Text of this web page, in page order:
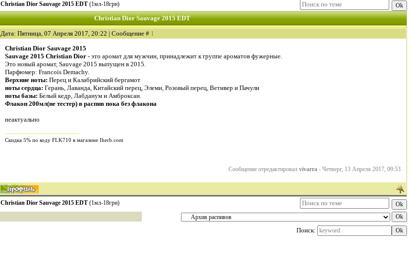
Christian Dior Sauvage 2015 EDT (1мл-18грн)
Christian Dior Sauvage 2015 EDT
Дата: Пятница, 07 Апреля 2017, 20:22 | Сообщение # 1
Christian Dior Sauvage 2015
Sauvage 2015 Christian Dior - это аромат для мужчин, принадлежит к группе ароматов фужерные.
Это новый аромат, Sauvage 2015 выпущен в 2015.
Парфюмер: Francois Demachy.
Верхние ноты: Перец и Калабрийский бергамот
ноты сердца: Герань, Лаванда, Китайский перец, Элеми, Розовый перец, Ветивер и Пачули
ноты базы: Белый кедр, Лабданум и Амброксан.
Флакон 200мл(не тестер) в распив пока без флакона
неактуально
Скидка 5% по коду FLK710 в магазине Iherb.com
Сообщение отредактировал vivarra - Четверг, 13 Апреля 2017, 09:53
Christian Dior Sauvage 2015 EDT (1мл-18грн)
Поиск: